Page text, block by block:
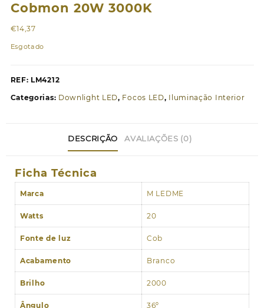
Cobmon 20W 3000K
€14,37
Esgotado
REF: LM4212
Categorias: Downlight LED, Focos LED, Iluminação Interior
DESCRIÇÃO AVALIAÇÕES (0)
Ficha Técnica
Marca M LEDME
Watts 20
Fonte de luz Cob
Acabamento Branco
Brilho 2000
Ângulo 36º